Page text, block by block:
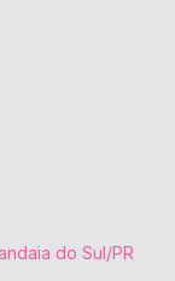
do Sul/PR